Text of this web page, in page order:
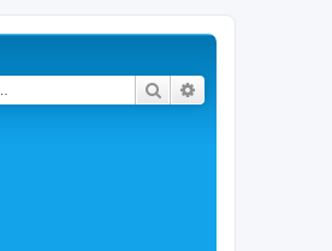
Suche